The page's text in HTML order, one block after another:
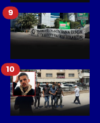
9
10